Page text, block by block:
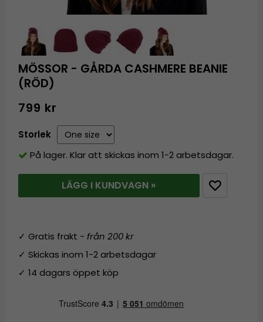
MÖSSOR - GÅRDA CASHMERE BEANIE
(RÖD)
799 kr
Storlek
På lager. Klar att skickas inom 1-2 arbetsdagar.
LÄGG I KUNDVAGN »
✓ Gratis frakt -från 200 kr
✓ Skickas inom 1-2 arbetsdagar
✓ 14 dagars öppet köp